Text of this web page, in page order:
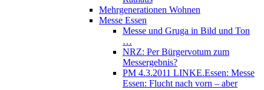
Mehrgenerationen Wohnen
Messe Essen
Messe und Gruga in Bild und Ton
…
NRZ: Per Bürgervotum zum
Messergebnis?
PM 4.3.2011 LINKE.Essen: Messe
Essen: Flucht nach vorn – aber